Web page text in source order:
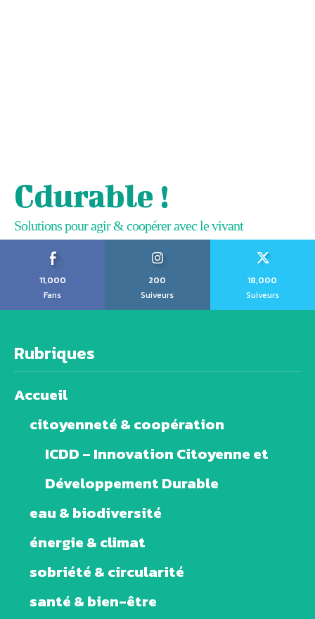
Cdurable !
Solutions pour agir & coopérer avec le vivant
11,000
Fans
200
Suiveurs
18,000
Suiveurs
Rubriques
Accueil
citoyenneté & coopération
ICDD – Innovation Citoyenne et
Développement Durable
eau & biodiversité
énergie & climat
sobriété & circularité
santé & bien-être